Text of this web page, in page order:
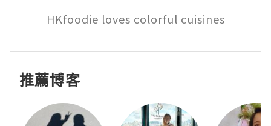
HKfoodie loves colorful cuisines
推薦博客